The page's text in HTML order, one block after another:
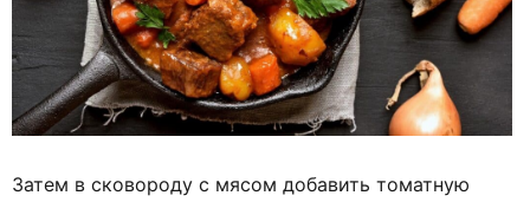
Затем в сковороду с мясом добавить томатную